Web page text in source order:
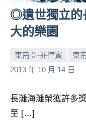
◎遺世獨立的
大的樂園
東南亞-菲律賓
東
2013 年 10 月 14 日
小
No
長灘海灘榮獲許多
至 […]